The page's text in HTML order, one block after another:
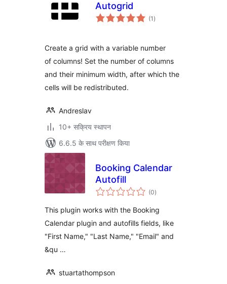
Autogrid
(1 कुल
दर)
Create a grid with a variable number
of columns! Set the number of columns
and their minimum width, after which the
cells will be redistributed.
Andreslav
10+ सक्रिय स्थापन
6.6.5 के साथ परीक्षण किया
Booking Calendar
Autofill
(0कुल
दर)
This plugin works with the Booking
Calendar plugin and autofills fields, like
"First Name," "Last Name," "Email" and
&qu …
stuartathompson